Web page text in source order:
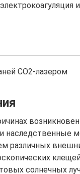
электрокоагуляция
СО2-лазером
наследственные
различных
солнечных